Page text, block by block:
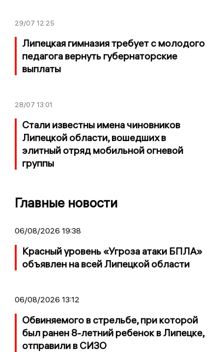
29/07 12:25
Липецкая гимназия требует с молодого
педагога вернуть губернаторские
выплаты
28/07 13:01
Стали известны имена чиновников
Липецкой области, вошедших в
элитный отряд мобильной огневой
группы
Главные новости
06/08/2026 19:38
Красный уровень «Угроза атаки БПЛА»
объявлен на всей Липецкой области
06/08/2026 13:12
Обвиняемого в стрельбе, при которой
был ранен 8-летний ребенок в Липецке,
отправили в СИЗО